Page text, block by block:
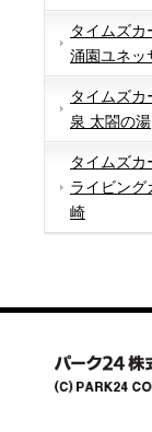
タイムズカ
涌園ユネッ
タイムズカ
泉 太閤の湯
タイムズカ
ライビング
崎